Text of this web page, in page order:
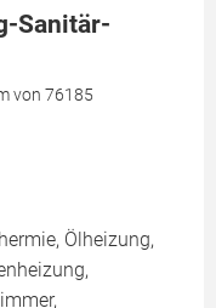
Sanitär-
von 76185
Ölheizung,